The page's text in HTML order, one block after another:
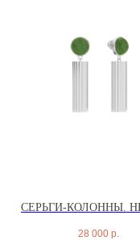
СЕРЬГИ-КОЛОННЫ.
28 000 р.